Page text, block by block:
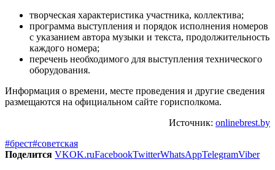
творческая характеристика участника, коллектива;
программа выступления и порядок исполнения номеров
с указанием автора музыки и текста, продолжительность
каждого номера;
перечень необходимого для выступления технического
оборудования.
Информация о времени, месте проведения и другие сведения
размещаются на официальном сайте горисполкома.
Источник: onlinebrest.by
#брест#советская
Поделится VKOK.ruFacebookTwitterWhatsAppTelegramViber